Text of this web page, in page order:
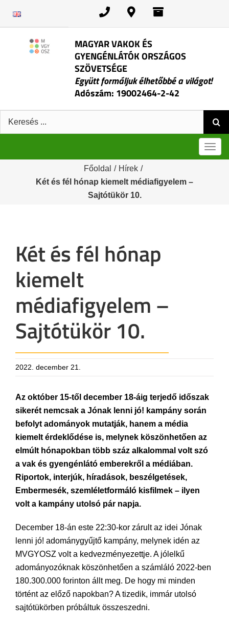
MAGYAR VAKOK ÉS
GYENGÉNLÁTÓK ORSZÁGOS
SZÖVETSÉGE
Együtt formáljuk élhetőbbé a világot!
Adószám: 19002464-2-42
Keresés:
Főoldal / Hírek /
Két és fél hónap kiemelt médiafigyelem –
Sajtótükör 10.
Két és fél hónap
kiemelt
médiafigyelem –
Sajtótükör 10.
2022. december 21.
Az október 15-től december 18-áig terjedő időszak
sikerét nemcsak a Jónak lenni jó! kampány során
befolyt adományok mutatják, hanem a média
kiemelt érdeklődése is, melynek köszönhetően az
elmúlt hónapokban több száz alkalommal volt szó
a vak és gyengénlátó emberekről a médiában.
Riportok, interjúk, híradások, beszélgetések,
Embermesék, szemléletformáló kisfilmek – ilyen
volt a kampány utolsó pár napja.
December 18-án este 22:30-kor zárult az idei Jónak
lenni jó! adománygyűjtő kampány, melynek idén az
MVGYOSZ volt a kedvezményezettje. A jólelkű
adományozóknak köszönhetően a számláló 2022-ben
180.300.000 forinton állt meg. De hogy mi minden
történt az előző napokban? A tizedik, immár utolsó
sajtótükörben próbáltuk összeszedni.